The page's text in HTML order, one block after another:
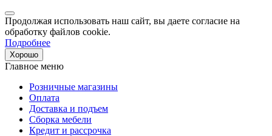
Продолжая использовать наш сайт, вы даете согласие на
обработку файлов cookie.
Подробнее
Хорошо
Главное меню
Розничные магазины
Оплата
Доставка и подъем
Сборка мебели
Кредит и рассрочка